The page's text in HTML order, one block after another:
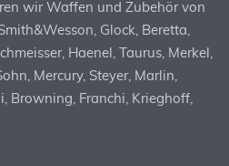
wir Waffen und Zubehör von
Glock, Beretta,
Haenel, Taurus, Merkel,
Mercury, Steyer, Marlin,
Browning, Franchi, Krieghoff,